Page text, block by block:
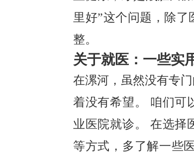
里好”这个问题，除
整。
关于就医：一些实
在漯河，虽然没有专
着没有希望。 咱们可
业医院就诊。 在选择
等方式，多了解一些